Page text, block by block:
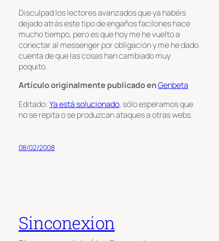
Disculpad los lectores avanzados que ya habéis
dejado atrás este tipo de engaños facilones hace
mucho tiempo, pero es que hoy me he vuelto a
conectar al messenger por obligación y me he dado
cuenta de que las cosas han cambiado muy
poquito.
Artículo originalmente publicado enGenbeta
Editado: Ya está solucionado, sólo esperamos que
no se repita o se produzcan ataques a otras webs.
08/02/2008
Sinconexion